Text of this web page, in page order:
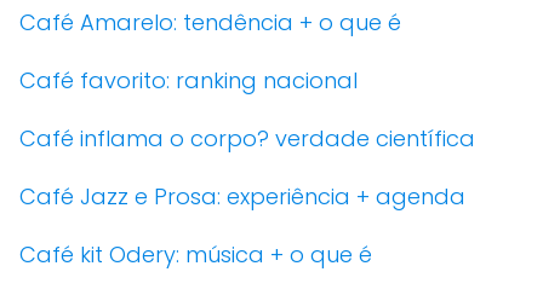
Café Amarelo: tendência + o que é
Café favorito: ranking nacional
Café inflama o corpo? verdade científica
Café Jazz e Prosa: experiência + agenda
Café kit Odery: música + o que é